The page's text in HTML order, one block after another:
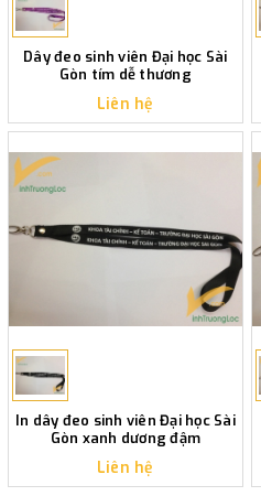
Dây đeo sinh viên Đại học Sài
Gòn tím dễ thương
Liên hệ
In dây đeo sinh viên Đại học Sài
Gòn xanh dương đậm
Liên hệ